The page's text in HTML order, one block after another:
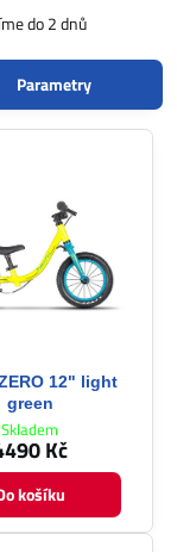
do 2 dnů
Parametry
12" light
green
Skladem
Kč
košíku